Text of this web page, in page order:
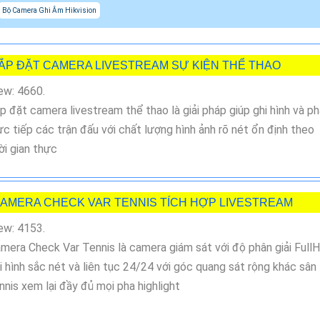
Bộ Camera Ghi Âm Hikvision
ĐẶT CAMERA LIVESTREAM SỰ KIỆN THỂ THAO
4660.
đặt camera livestream thể thao là giải pháp giúp ghi hình và
tiếp các trận đấu với chất lượng hình ảnh rõ nét ổn định theo
gian thực
CHECK VAR TENNIS TÍCH HỢP LIVESTREAM
4153.
Check Var Tennis là camera giám sát với độ phân giải
hình sắc nét và liên tục 24/24 với góc quang sát rộng khác sân
xem lại đầy đủ mọi pha highlight